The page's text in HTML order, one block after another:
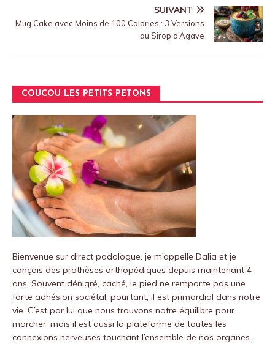
SUIVANT
Mug Cake avec Moins de 100 Calories : 3 Versions
au Sirop d’Agave
COUCOU LES PETITS PETONS
Bienvenue sur direct podologue, je m’appelle Dalia et je
conçois des prothèses orthopédiques depuis maintenant 4
ans. Souvent dénigré, caché, le pied ne remporte pas une
forte adhésion sociétal, pourtant, il est primordial dans notre
vie. C’est par lui que nous trouvons notre équilibre pour
marcher, mais il est aussi la plateforme de toutes les
connexions nerveuses touchant l’ensemble de nos organes.